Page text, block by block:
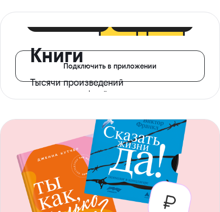
Книги
Тысячи произведений
с доступом офлайн
Подключить в приложении